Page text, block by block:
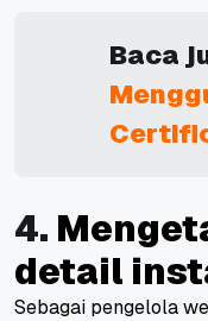
Baca
4.
detail
Sebagai pengelola